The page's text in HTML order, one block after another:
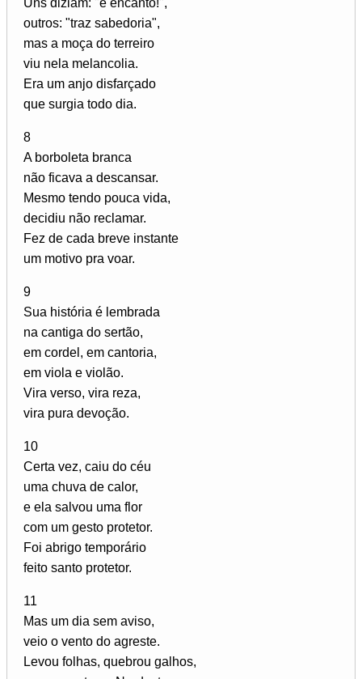
outros: "traz sabedoria",
mas a moça do terreiro
viu nela melancolia.
Era um anjo disfarçado
que surgia todo dia.
8
A borboleta branca
não ficava a descansar.
Mesmo tendo pouca vida,
decidiu não reclamar.
Fez de cada breve instante
um motivo pra voar.
9
Sua história é lembrada
na cantiga do sertão,
em cordel, em cantoria,
em viola e violão.
Vira verso, vira reza,
vira pura devoção.
10
Certa vez, caiu do céu
uma chuva de calor,
e ela salvou uma flor
com um gesto protetor.
Foi abrigo temporário
feito santo protetor.
11
Mas um dia sem aviso,
veio o vento do agreste.
Levou folhas, quebrou galhos,